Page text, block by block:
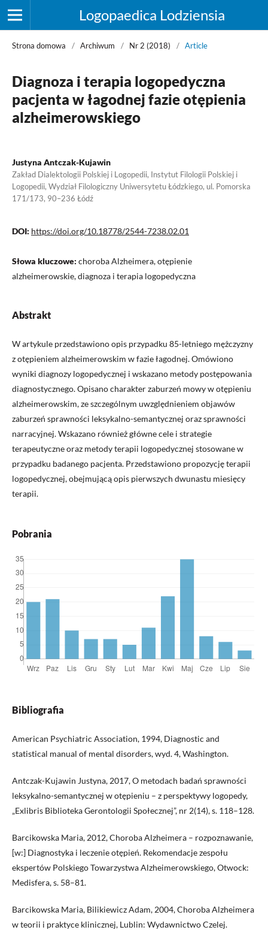
Logopaedica Lodziensia
Strona domowa / Archiwum / Nr 2 (2018) / Article
Diagnoza i terapia logopedyczna
pacjenta w łagodnej fazie otępienia
alzheimerowskiego
Justyna Antczak-Kujawin
Zakład Dialektologii Polskiej i Logopedii, Instytut Filologii Polskiej i
Logopedii, Wydział Filologiczny Uniwersytetu Łódzkiego, ul. Pomorska
171/173, 90–236 Łódź
DOI: https://doi.org/10.18778/2544-7238.02.01
Słowa kluczowe: choroba Alzheimera, otępienie
alzheimerowskie, diagnoza i terapia logopedyczna
Abstrakt
W artykule przedstawiono opis przypadku 85-letniego mężczyzny
z otępieniem alzheimerowskim w fazie łagodnej. Omówiono
wyniki diagnozy logopedycznej i wskazano metody postępowania
diagnostycznego. Opisano charakter zaburzeń mowy w otępieniu
alzheimerowskim, ze szczególnym uwzględnieniem objawów
zaburzeń sprawności leksykalno-semantycznej oraz sprawności
narracyjnej. Wskazano również główne cele i strategie
terapeutyczne oraz metody terapii logopedycznej stosowane w
przypadku badanego pacjenta. Przedstawiono propozycję terapii
logopedycznej, obejmującą opis pierwszych dwunastu miesięcy
terapii.
Pobrania
Bibliografia
American Psychiatric Association, 1994, Diagnostic and
statistical manual of mental disorders, wyd. 4, Washington.
Antczak-Kujawin Justyna, 2017, O metodach badań sprawności
leksykalno-semantycznej w otępieniu – z perspektywy logopedy,
„Exlibris Biblioteka Gerontologii Społecznej”, nr 2(14), s. 118–128.
Barcikowska Maria, 2012, Choroba Alzheimera – rozpoznawanie,
[w:] Diagnostyka i leczenie otępień. Rekomendacje zespołu
ekspertów Polskiego Towarzystwa Alzheimerowskiego, Otwock:
Medisfera, s. 58–81.
Barcikowska Maria, Bilikiewicz Adam, 2004, Choroba Alzheimera
w teorii i praktyce klinicznej, Lublin: Wydawnictwo Czelej.